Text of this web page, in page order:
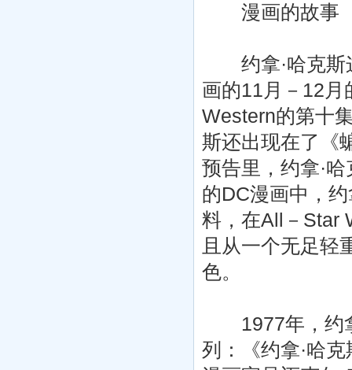
漫画的故事
约拿·哈克斯
画的11月－12月
Western的第十
斯还出现在了《
预告里，约拿·
的DC漫画中，
料，在All－Star
且从一个无足轻
色。
1977年，约拿
列：《约拿·哈